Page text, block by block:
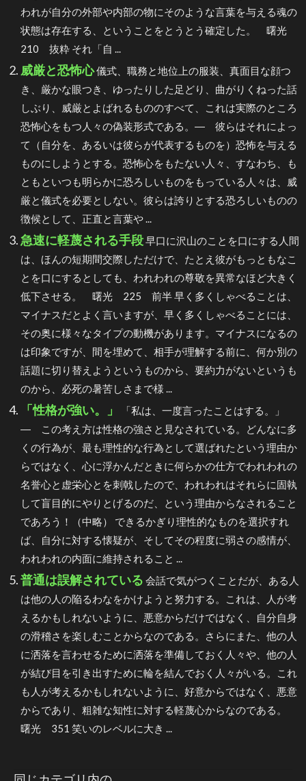
われが自分の外部や内部の物にそのような言葉を与える魂の
状態は存在する、ということをとうとう確定した。 曙光
210 抜粋 それ「自 ...
威厳と恐怖心儀式、職務と地位上の服装、真面目な顔つ
き、厳かな眼つき、ゆったりした足どり、曲がりくねった話
しぶり、威厳とよばれるもののすべて、これは実際のところ
恐怖心をもつ人々の偽装形式である。― 彼らはそれによっ
て（自分を、あるいは彼らが代表するものを）恐怖を与える
ものにしようとする。恐怖心をもたない人々、すなわち、も
ともといつも明らかに恐ろしいものをもっている人々は、威
厳と儀式を必要としない。彼らは誇りとする恐ろしいものの
徴候として、正直と言葉や ...
急速に軽蔑される手段早口に沢山のことを口にする人間
は、ほんの短期間交際しただけで、たとえ彼がもっともなこ
とを口にするとしても、われわれの尊敬を異常なほど大きく
低下させる。 曙光 225 前半 早く多くしゃべることは、
マイナスだとよく言いますが、早く多くしゃべることには、
その奥に様々なタイプの動機があります。マイナスになるの
は印象ですが、間を埋めて、相手が理解する前に、何か別の
話題に切り替えようというものから、要約力がないというも
のから、必死の暑苦しさまで様 ...
「性格が強い。」
「私は、一度言ったことはする。」
― この考え方は性格の強さと見なされている。どんなに多
くの行為が、最も理性的な行為として選ばれたという理由か
らではなく、心に浮かんだときに何らかの仕方でわれわれの
名誉心と虚栄心とを刺戟したので、われわれはそれらに固執
して盲目的にやりとげるのだ、という理由からなされること
であろう！（中略） できるかぎり理性的なものを選択すれ
ば、自分に対する懐疑が、そしてその程度に弱さの感情が、
われわれの内面に維持されること ...
普通は誤解されている 会話で気がつくことだが、ある人
は他の人の陥るわなをかけようと努力する。これは、人が考
えるかもしれないように、悪意からだけではなく、自分自身
の滑稽さを楽しむことからなのである。さらにまた、他の人
に洒落を言わせるために洒落を準備しておく人々や、他の人
が結び目を引き出すために輪を結んでおく人々がいる。これ
も人が考えるかもしれないように、好意からではなく、悪意
からであり、粗雑な知性に対する軽蔑心からなのである。
曙光 351 笑いのレベルに大き ...